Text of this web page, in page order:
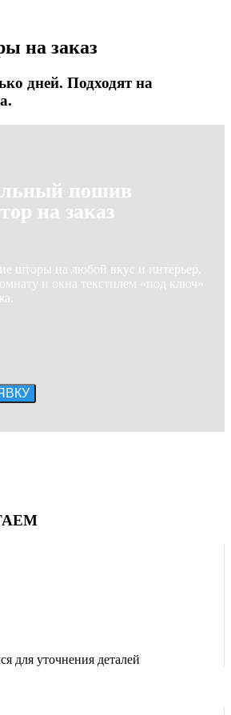
на заказ
дней. Подходят на
пошив
на заказ
шторы на любой вкус и интерьер.
и окна текстилем «под ключ»
для уточнения деталей